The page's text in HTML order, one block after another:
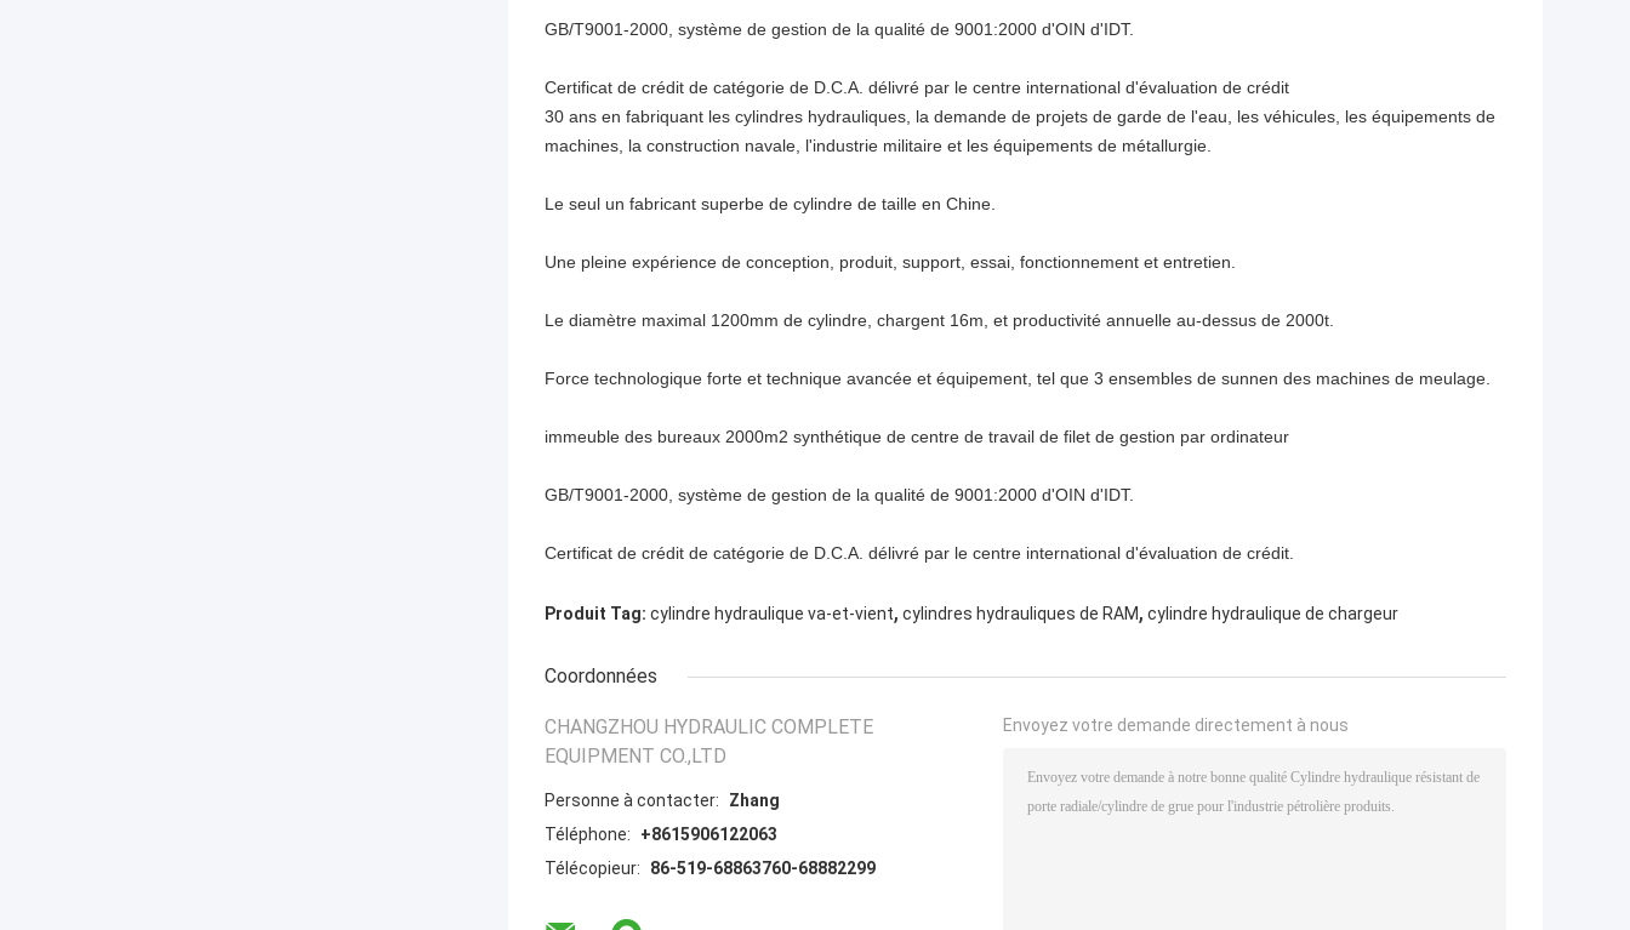
GB/T9001-2000, système de gestion de la qualité de 9001:2000 d'OIN d'IDT.
Certificat de crédit de catégorie de D.C.A. délivré par le centre international d'évaluation de crédit
30 ans en fabriquant les cylindres hydrauliques, la demande de projets de garde de l'eau, les véhicules, les équipements de
machines, la construction navale, l'industrie militaire et les équipements de métallurgie.
Le seul un fabricant superbe de cylindre de taille en Chine.
Une pleine expérience de conception, produit, support, essai, fonctionnement et entretien.
Le diamètre maximal 1200mm de cylindre, chargent 16m, et productivité annuelle au-dessus de 2000t.
Force technologique forte et technique avancée et équipement, tel que 3 ensembles de sunnen des machines de meulage.
immeuble des bureaux 2000m2 synthétique de centre de travail de filet de gestion par ordinateur
GB/T9001-2000, système de gestion de la qualité de 9001:2000 d'OIN d'IDT.
Certificat de crédit de catégorie de D.C.A. délivré par le centre international d'évaluation de crédit.
Produit Tag: cylindre hydraulique va-et-vient, cylindres hydrauliques de RAM, cylindre hydraulique de chargeur
Coordonnées
CHANGZHOU HYDRAULIC COMPLETE
EQUIPMENT CO.,LTD
Personne à contacter:
Zhang
Téléphone:
+8615906122063
Télécopieur:
86-519-68863760-68882299
Envoyez votre demande directement à nous